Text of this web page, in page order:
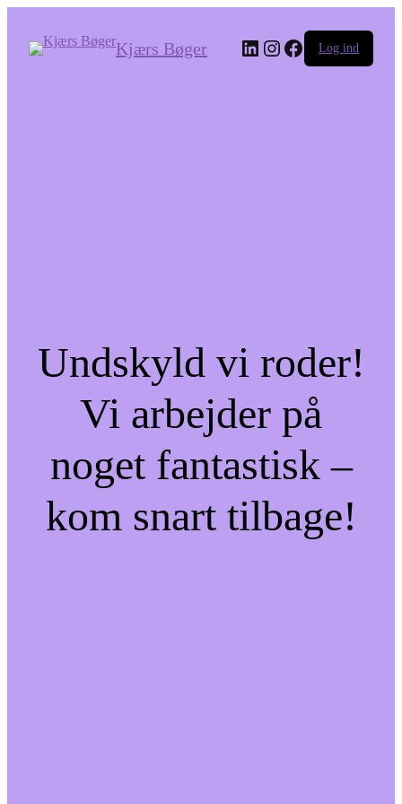
Kjærs Bøger LinkedIn
Instagram
Facebook
Log ind
Undskyld vi roder!
Vi arbejder på
noget fantastisk –
kom snart tilbage!